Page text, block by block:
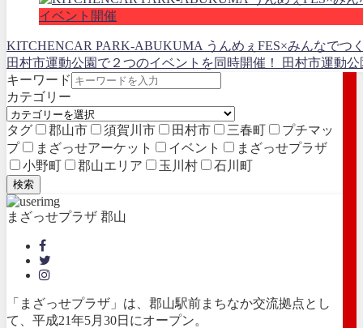
イベント開催
KITCHENCAR PARK-ABUKUMA うんめぇFES×みんなでつ
田村市運動公園で２つのイベントを同時開催！ 田村市運動
キーワード
カテゴリー
タグ 郡山市 須賀川市 田村市 三春町
プチマッ
プ
まざっせアーケット イベント
まざっせプラザ
小野町
郡山エリア 玉川村 石川町
検索
まざっせプラザ 郡山
「まざっせプラザ」は、郡山駅前まちなか交流拠点とし
て、平成21年5月30日にオープン。